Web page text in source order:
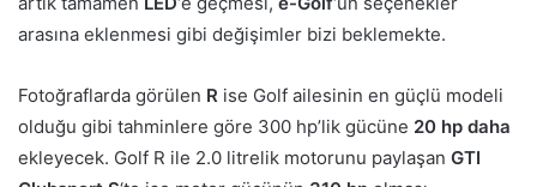
arasına eklenmesi gibi değişimler bizi beklemekte.
Fotoğraflarda görülen R ise Golf ailesinin en güçlü modeli
olduğu gibi tahminlere göre 300 hp’lik gücüne 20 hp daha
ekleyecek. Golf R ile 2.0 litrelik motorunu paylaşan GTI